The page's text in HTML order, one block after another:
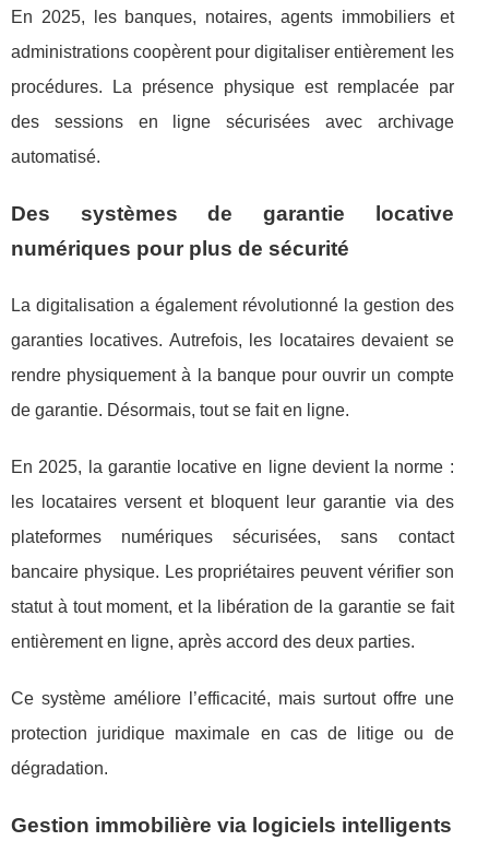
En 2025, les banques, notaires, agents immobiliers et
administrations coopèrent pour digitaliser entièrement les
procédures. La présence physique est remplacée par
des sessions en ligne sécurisées avec archivage
automatisé.
Des systèmes de garantie locative
numériques pour plus de sécurité
La digitalisation a également révolutionné la gestion des
garanties locatives. Autrefois, les locataires devaient se
rendre physiquement à la banque pour ouvrir un compte
de garantie. Désormais, tout se fait en ligne.
En 2025, la garantie locative en ligne devient la norme :
les locataires versent et bloquent leur garantie via des
plateformes numériques sécurisées, sans contact
bancaire physique. Les propriétaires peuvent vérifier son
statut à tout moment, et la libération de la garantie se fait
entièrement en ligne, après accord des deux parties.
Ce système améliore l’efficacité, mais surtout offre une
protection juridique maximale en cas de litige ou de
dégradation.
Gestion immobilière via logiciels intelligents